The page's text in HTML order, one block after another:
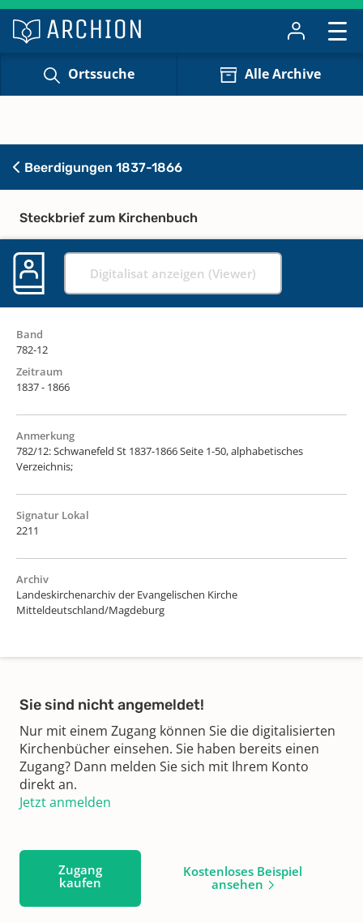
Ortssuche Alle Archive
Beerdigungen 1837-1866
Steckbrief zum Kirchenbuch
Digitalisat anzeigen (Viewer)
Band
782-12
Zeitraum
1837 - 1866
Anmerkung
782/12: Schwanefeld St 1837-1866 Seite 1-50, alphabetisches
Verzeichnis;
Signatur Lokal
2211
Archiv
Landeskirchenarchiv der Evangelischen Kirche
Mitteldeutschland/Magdeburg
Sie sind nicht angemeldet!
Nur mit einem Zugang können Sie die digitalisierten
Kirchenbücher einsehen. Sie haben bereits einen
Zugang? Dann melden Sie sich mit Ihrem Konto
direkt an.
Jetzt anmelden
Zugang
kaufen
Kostenloses Beispiel
ansehen